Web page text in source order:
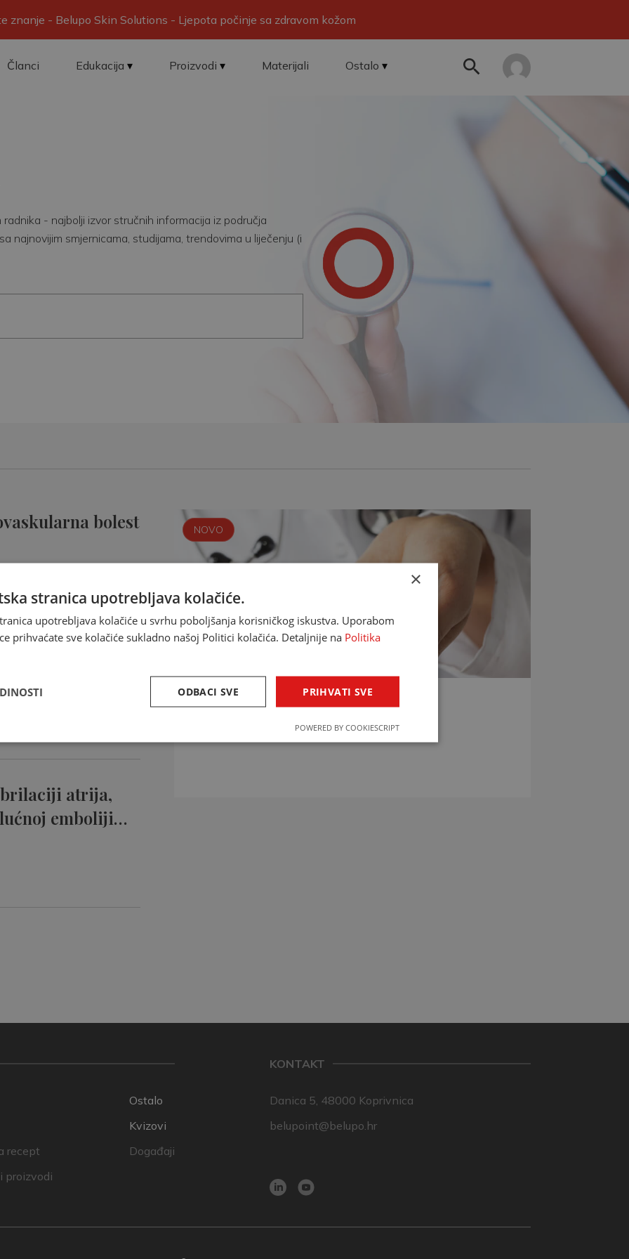
znanje - Belupo Skin Solutions - Ljepota počinje sa zdravom kožom
Članci Edukacija Proizvodi Materijali Ostalo
- najbolji izvor stručnih informacija iz područja
najnovijim smjernicama, studijama, trendovima u liječenju (i
bolest
atrija,
emboliji…
NOVO
INTERAKCIJE LIJEKOVA
Provjerite interakcije lijekova u svega par klikova!
recept
proizvodi
Ostalo
Kvizovi
Događaji
KONTAKT
Danica 5, 48000 Koprivnica
belupoint@belupo.hr
×
stranica upotrebljava kolačiće.
upotrebljava kolačiće u svrhu poboljšanja korisničkog iskustva. Uporabom
prihvaćate sve kolačiće sukladno našoj Politici kolačića. Detaljnije na Politika
PRIHVATI SVE
ODBACI SVE
POWERED BY COOKIESCRIPT